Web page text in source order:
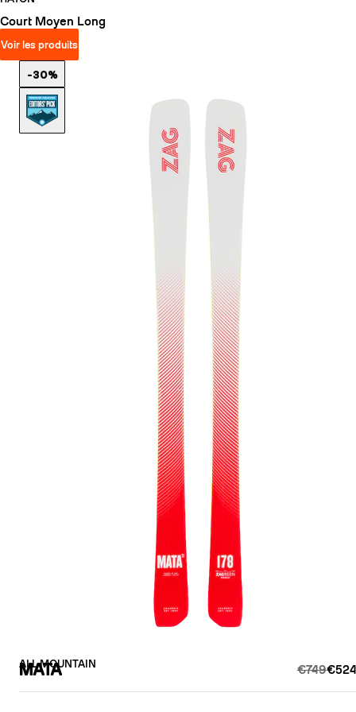
Court Moyen Long
Voir les produits
ALL MOUNTAIN
MATA €749
-30%